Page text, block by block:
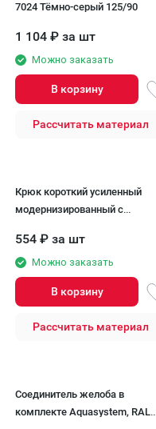
7024 Тёмно-серый 125/90
1 104 ₽ за шт
Можно заказать
В корзину
Рассчитать материал
Крюк короткий усиленный
модернизированный с
Aquasystem, RAL 7024 Тёмно-
серый 125/90
554 ₽ за шт
Можно заказать
В корзину
Рассчитать материал
Соединитель желоба в
комплекте Aquasystem, RAL